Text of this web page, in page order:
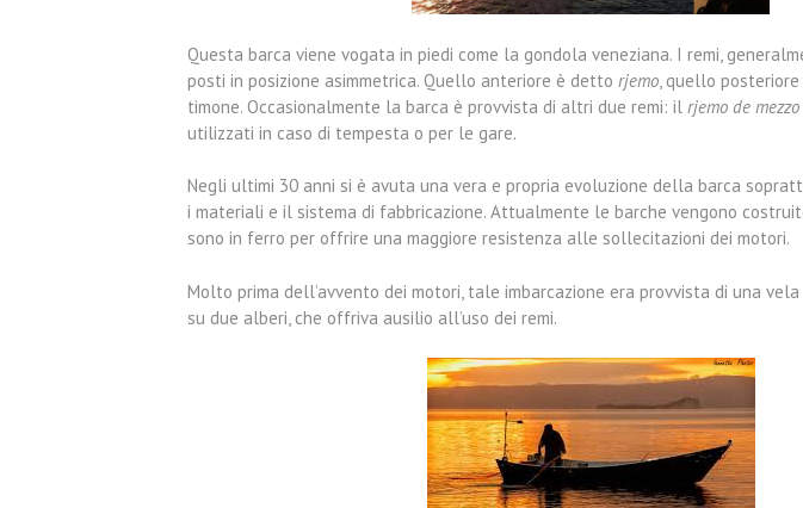
Questa barca viene vogata in piedi come la gondola veneziana. I remi,
posti in posizione asimmetrica. Quello anteriore è detto rjemo , quello posteriore
timone. Occasionalmente la barca è provvista di altri due remi: il rjemo de mezzo
utilizzati in caso di tempesta o per le gare.
Negli ultimi 30 anni si è avuta una vera e propria evoluzione della barca
i materiali e il sistema di fabbricazione. Attualmente le barche vengono
sono in ferro per offrire una maggiore resistenza alle sollecitazioni dei motori.
Molto prima dell’avvento dei motori, tale imbarcazione era provvista di una
su due alberi, che offriva ausilio all’uso dei remi.